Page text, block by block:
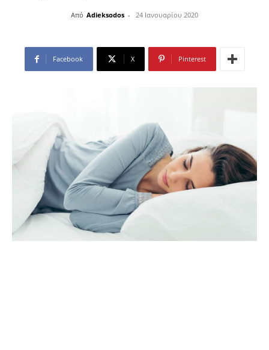
Από Adieksodos - 24 Ιανουαρίου 2020
Facebook X Pinterest